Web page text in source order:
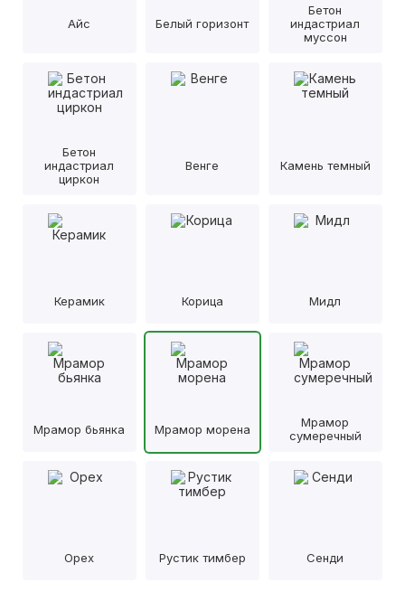
Айс Белый горизонт
Бетон
индастриал
муссон
Бетон
индастриал
циркон
Венге Камень темный
Керамик Корица Мидл
Мрамор бьянка Мрамор морена
Мрамор
сумеречный
Орех Рустик тимбер Сенди